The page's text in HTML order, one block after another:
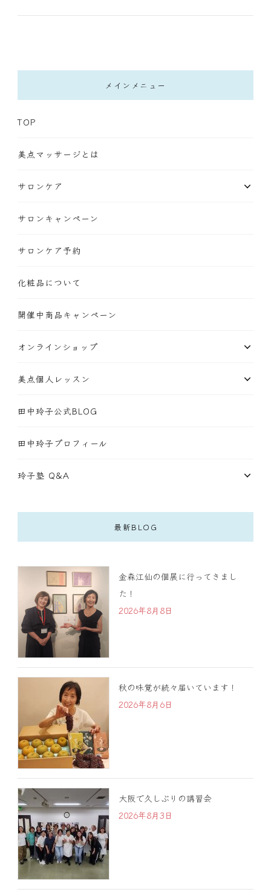
メインメニュー
TOP
美点マッサージとは
サロンケア
サロンキャンペーン
サロンケア予約
化粧品について
開催中商品キャンペーン
オンラインショップ
美点個人レッスン
田中玲子公式BLOG
田中玲子プロフィール
玲子塾 Q&A
最新BLOG
金森江仙の個展に行ってきまし
た！
2026年8月8日
秋の味覚が続々届いています！
2026年8月6日
大阪で久しぶりの講習会
2026年8月3日